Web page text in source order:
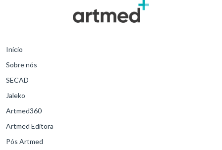
Início
Sobre nós
SECAD
Jaleko
Artmed360
Artmed Editora
Pós Artmed